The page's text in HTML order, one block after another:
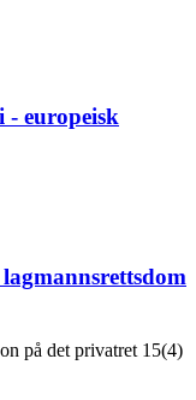
- europeisk
på det privatret 15(4)